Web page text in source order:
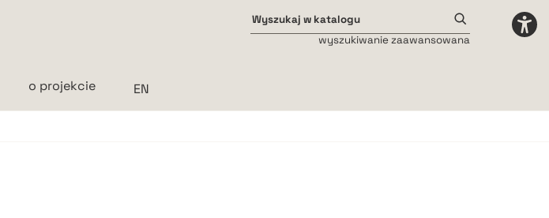
o projekcie
wyszukiwanie zaawansowana